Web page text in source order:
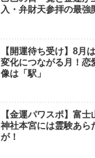
入・弁財天参拝の最強
【開運待ち受け】8月
変化につながる月！恋
像は「駅」
【金運パワスポ】富
神社本宮には霊験あら
が！